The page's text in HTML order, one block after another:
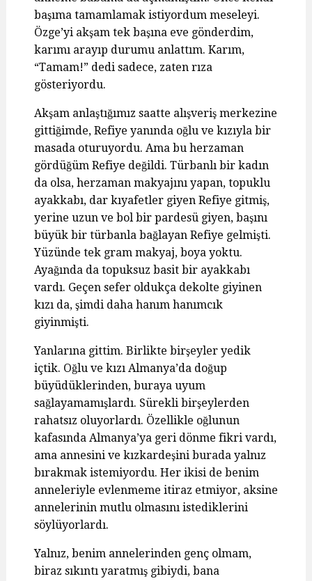
başıma tamamlamak istiyordum meseleyi.
Özge’yi akşam tek başına eve gönderdim,
karımı arayıp durumu anlattım. Karım,
“Tamam!” dedi sadece, zaten rıza
gösteriyordu.
Akşam anlaştığımız saatte alışveriş merkezine
gittiğimde, Refiye yanında oğlu ve kızıyla bir
masada oturuyordu. Ama bu herzaman
gördüğüm Refiye değildi. Türbanlı bir kadın
da olsa, herzaman makyajını yapan, topuklu
ayakkabı, dar kıyafetler giyen Refiye gitmiş,
yerine uzun ve bol bir pardesü giyen, başını
büyük bir türbanla bağlayan Refiye gelmişti.
Yüzünde tek gram makyaj, boya yoktu.
Ayağında da topuksuz basit bir ayakkabı
vardı. Geçen sefer oldukça dekolte giyinen
kızı da, şimdi daha hanım hanımcık
giyinmişti.
Yanlarına gittim. Birlikte birşeyler yedik
içtik. Oğlu ve kızı Almanya’da doğup
büyüdüklerinden, buraya uyum
sağlayamamışlardı. Sürekli birşeylerden
rahatsız oluyorlardı. Özellikle oğlunun
kafasında Almanya’ya geri dönme fikri vardı,
ama annesini ve kızkardeşini burada yalnız
bırakmak istemiyordu. Her ikisi de benim
anneleriyle evlenmeme itiraz etmiyor, aksine
annelerinin mutlu olmasını istediklerini
söylüyorlardı.
Yalnız, benim annelerinden genç olmam,
biraz sıkıntı yaratmış gibiydi, bana